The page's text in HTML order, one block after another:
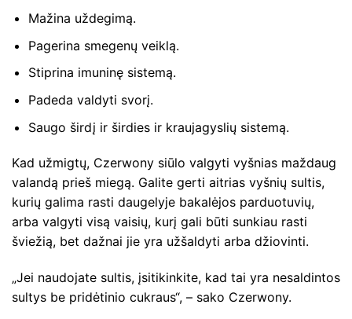
Mažina uždegimą.
Pagerina smegenų veiklą.
Stiprina imuninę sistemą.
Padeda valdyti svorį.
Saugo širdį ir širdies ir kraujagyslių sistemą.
Kad užmigtų, Czerwony siūlo valgyti vyšnias maždaug
valandą prieš miegą. Galite gerti aitrias vyšnių sultis,
kurių galima rasti daugelyje bakalėjos parduotuvių,
arba valgyti visą vaisių, kurį gali būti sunkiau rasti
šviežią, bet dažnai jie yra užšaldyti arba džiovinti.
„Jei naudojate sultis, įsitikinkite, kad tai yra nesaldintos
sultys be pridėtinio cukraus“, – sako Czerwony.